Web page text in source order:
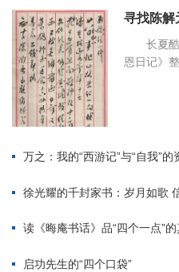
寻找陈解
长夏
恩日记》
万之：我的“西游记”与“自我”的
徐光耀的千封家书：岁月如歌
读《晦庵书话》品“四个一点”
启功先生的“四个口袋”